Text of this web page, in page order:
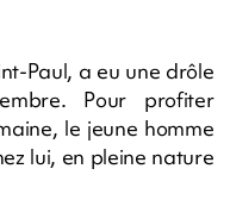
Paul, a eu une drôle
Pour profiter
le jeune homme
lui, en pleine nature